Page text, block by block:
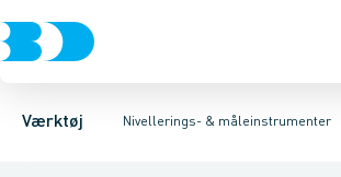
Værktøj Nivellerings- & måleinstrumenter
Akku- & elværktøjHåndværktøjRørværktøj
Nivellerings udstyrMåle instrumenter
Linie- & KrydslaserRoterende laserTreben